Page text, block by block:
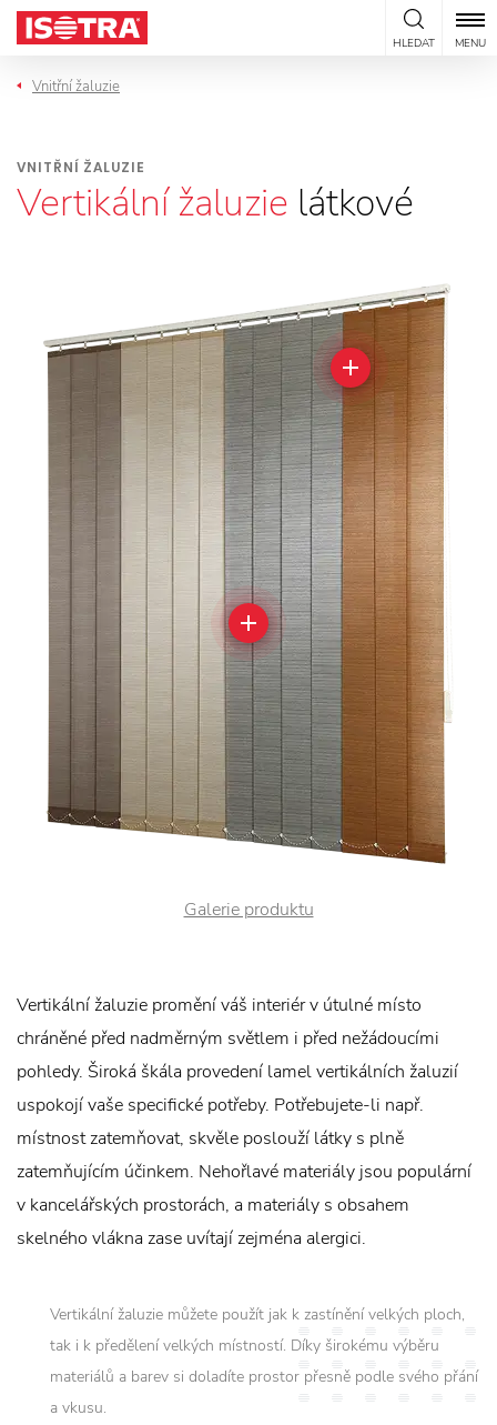
Přeskočit na obsah
HLEDAT MENU
Vnitřní žaluzie
VNITŘNÍ ŽALUZIE
Vertikální žaluzie látkové
Galerie produktu
Vertikální žaluzie promění váš interiér v útulné místo
chráněné před nadměrným světlem i před nežádoucími
pohledy. Široká škála provedení lamel vertikálních žaluzií
uspokojí vaše specifické potřeby. Potřebujete-li např.
místnost zatemňovat, skvěle poslouží látky s plně
zatemňujícím účinkem. Nehořlavé materiály jsou populární
v kancelářských prostorách, a materiály s obsahem
skelného vlákna zase uvítají zejména alergici.
Vertikální žaluzie můžete použít jak k zastínění velkých ploch,
tak i k předělení velkých místností. Díky širokému výběru
materiálů a barev si doladíte prostor přesně podle svého přání
a vkusu.